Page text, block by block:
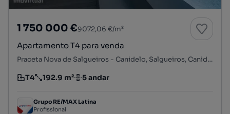
1 750 000 €9072,06 €/m²
Apartamento T4 para venda
Praceta Nova de Salgueiros - Canidelo, Salgueiros, Canidelo, Vila Nova de Gaia, Porto
Tipologia
T4
Preço por metro quadrado
192.9 m²
Andar 5 andar
Grupo RE/MAX Latina
Profissional